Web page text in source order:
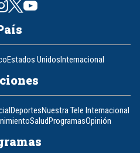
Estados UnidosInternacional
DeportesNuestra Tele Internacional
SaludProgramasOpinión